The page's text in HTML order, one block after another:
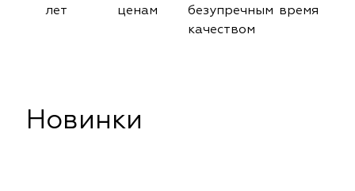
лет
ценам
безупречным
качеством
время
Новинки